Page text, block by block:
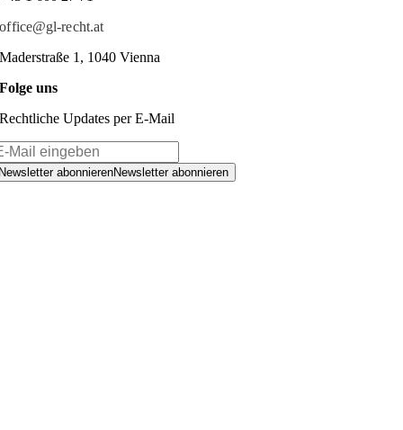
office@gl-recht.at
Maderstraße 1, 1040 Vienna
Folge uns
Rechtliche Updates per E-Mail
abonnierenNewsletter abonnieren